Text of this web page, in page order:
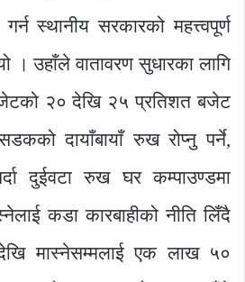
स्थानीय सरकारको महत्त्वपूर्ण
। उहाँले वातावरण सुधारका लागि
२० देखि २५ प्रतिशत बजेट
दायाँबायाँ रुख रोप्नु पर्ने,
दुईवटा रुख घर कम्पाउण्डमा
कडा कारबाहीको नीति लिँदै
मास्नेसम्मलाई एक लाख ५०